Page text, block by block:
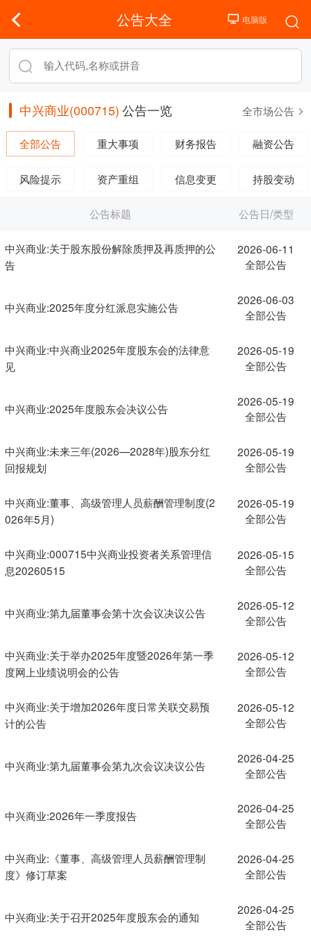
公告大全
中兴商业(000715) 公告一览 全市场公告
全部公告 重大事项 财务报告 融资公告
风险提示 资产重组 信息变更 持股变动
公告标题 公告日/类型
中兴商业:关于股东股份解除质押及再质押的公
告
2026-06-11
全部公告
中兴商业:2025年度分红派息实施公告
2026-06-03
全部公告
中兴商业:中兴商业2025年度股东会的法律意
见
2026-05-19
全部公告
中兴商业:2025年度股东会决议公告
2026-05-19
全部公告
中兴商业:未来三年(2026—2028年)股东分红
回报规划
2026-05-19
全部公告
中兴商业:董事、高级管理人员薪酬管理制度(2
026年5月)
2026-05-19
全部公告
中兴商业:000715中兴商业投资者关系管理信
息20260515
2026-05-15
全部公告
中兴商业:第九届董事会第十次会议决议公告
2026-05-12
全部公告
中兴商业:关于举办2025年度暨2026年第一季
度网上业绩说明会的公告
2026-05-12
全部公告
中兴商业:关于增加2026年度日常关联交易预
计的公告
2026-05-12
全部公告
中兴商业:第九届董事会第九次会议决议公告
2026-04-25
全部公告
中兴商业:2026年一季度报告
2026-04-25
全部公告
中兴商业:《董事、高级管理人员薪酬管理制
度》修订草案
2026-04-25
全部公告
中兴商业:关于召开2025年度股东会的通知
2026-04-25
全部公告